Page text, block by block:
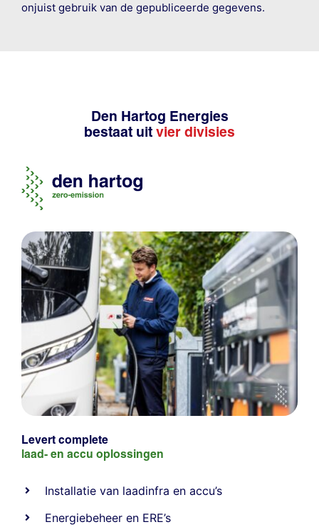
onjuist gebruik van de gepubliceerde gegevens.
Den Hartog Energies
bestaat uit vier divisies
Levert complete
laad- en accu oplossingen
Installatie van laadinfra en accu’s
Energiebeheer en ERE’s